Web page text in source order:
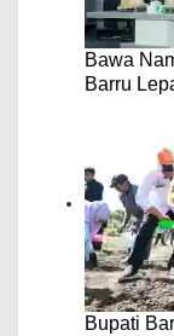
Bawa
Barru
Bupati